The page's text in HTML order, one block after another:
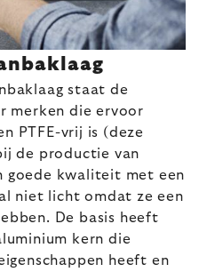
staat de
merken die ervoor
PTFE-vrij is (deze
de productie van
goede kwaliteit met een
niet licht omdat ze een
De basis heeft
kern die
heeft en